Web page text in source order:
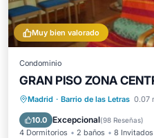
Muy bien valorado
Condominio
GRAN PISO ZONA
Madrid · Barrio de las Letras 0.07
10.0 Excepcional(98 Reseñas)
4 Dormitorios 2 baños 8 Invitados
Bañera de
Cocina
Internet